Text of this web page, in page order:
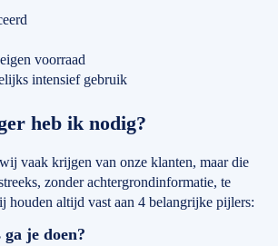
voorraad
intensief gebruik
heb ik nodig?
vaak krijgen van onze klanten, maar die
zonder achtergrondinformatie, te
houden altijd vast aan 4 belangrijke pijlers:
je doen?